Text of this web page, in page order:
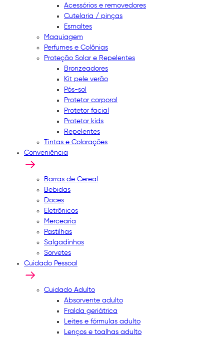
Acessórios e removedores
Cutelaria / pinças
Esmaltes
Maquiagem
Perfumes e Colônias
Proteção Solar e Repelentes
Bronzeadores
Kit pele verão
Pós-sol
Protetor corporal
Protetor facial
Protetor kids
Repelentes
Tintas e Colorações
Conveniência
Barras de Cereal
Bebidas
Doces
Eletrônicos
Mercearia
Pastilhas
Salgadinhos
Sorvetes
Cuidado Pessoal
Cuidado Adulto
Absorvente adulto
Fralda geriátrica
Leites e fórmulas adulto
Lenços e toalhas adulto